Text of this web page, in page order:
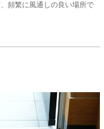
頻繁に風通しの良い場所で